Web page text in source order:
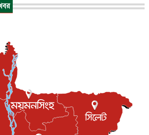
তুরস্কের সঙ্গে প্রতিরক্ষা চুক্তি সৌদি আরবকে কতটা ন...
গ্রুমিং কেলেঙ্কারি : পাকিস্তানির অপরাধে অস্বস্তি...
কাটিয়ে কূটনৈতিক সম্পর্ক পুনঃস্থাপন করছে মেক্সিকো ও
ওটিটিতে মুক্তি পেল ‘মালিক’
৮ আগস্ট, ২০২৬
‘না’ বলা রদ্রির জন্য বার্সার কাছে কত চাইল ম্যানসিটি